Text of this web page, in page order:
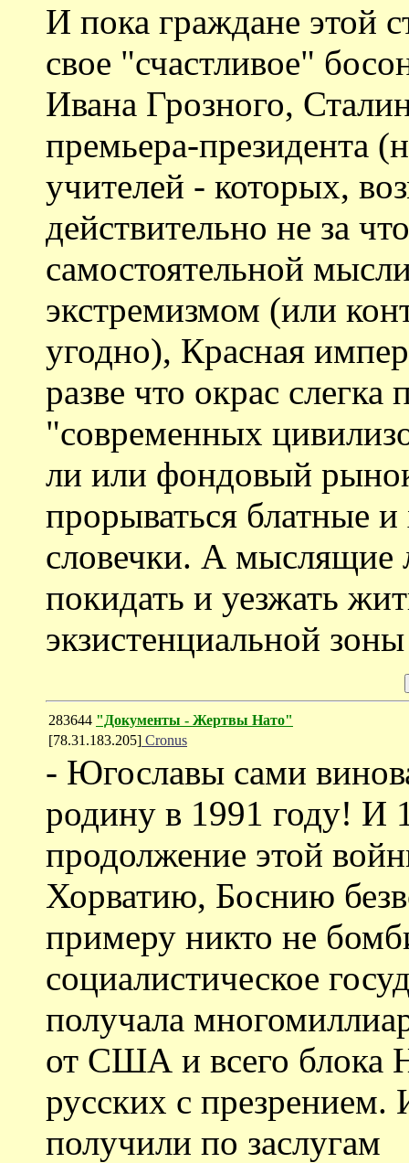
И пока граждане этой
свое "счастливое"
Ивана Грозного,
премьера-президента
учителей - которых,
действительно не за
самостоятельной
экстремизмом (или
угодно), Красная
разве что окрас
"современных
ли или фондовый
прорываться блатные
словечки. А мыслящие
покидать и уезжать
экзистенциальной
283644 "Документы - Жертвы Нато"
[78.31.183.205] Cronus
- Югославы сами
родину в 1991 году! И
продолжение этой
Хорватию, Боснию
примеру никто не
социалистическое
получала
от США и всего блока
русских с презрением.
получили по заслугам